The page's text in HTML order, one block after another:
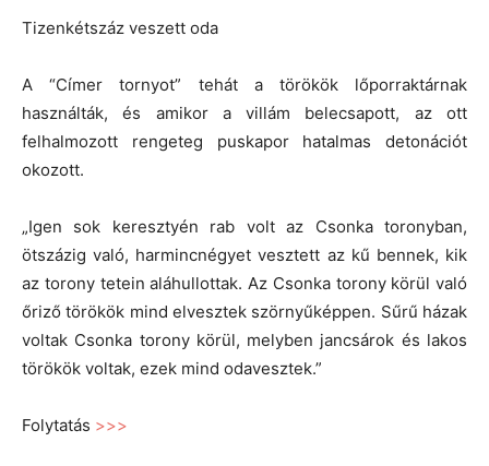
Tizenkétszáz veszett oda
A “Címer tornyot” tehát a törökök lőporraktárnak
használták, és amikor a villám belecsapott, az ott
felhalmozott rengeteg puskapor hatalmas detonációt
okozott.
„Igen sok keresztyén rab volt az Csonka toronyban,
ötszázig való, harmincnégyet vesztett az kű bennek, kik
az torony tetein aláhullottak. Az Csonka torony körül való
őriző törökök mind elvesztek szörnyűképpen. Sűrű házak
voltak Csonka torony körül, melyben jancsárok és lakos
törökök voltak, ezek mind odavesztek.”
Folytatás >>>